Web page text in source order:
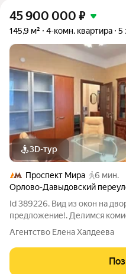
45 900 000 ₽
145,9 м² 4-комн. квартира 5
3D-тур
Проспект Мира
6 мин.
Орлово-Давыдовский
Id 389226. Вид из окон на
предложение!. Делимся
собственника. Из окон
Городскую усадьбу
семьи в ЦАО, общей площадью
Агентство Елена Халдеева